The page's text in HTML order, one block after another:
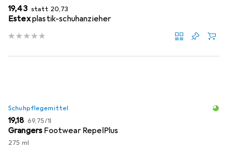
EUR
19,43 statt EUR
20,73
Estexplastik-schuhanzieher
Schuhpflegemittel
EUR
19,18 EUR
69,75/1l
Grangers Footwear RepelPlus
275 ml